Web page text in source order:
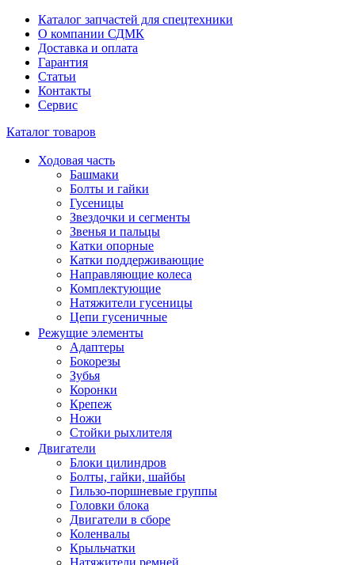
Каталог запчастей для спецтехники
О компании СДМК
Доставка и оплата
Гарантия
Статьи
Контакты
Сервис
Каталог товаров
Ходовая часть
Башмаки
Болты и гайки
Гусеницы
Звездочки и сегменты
Звенья и пальцы
Катки опорные
Катки поддерживающие
Направляющие колеса
Комплектующие
Натяжители гусеницы
Цепи гусеничные
Режущие элементы
Адаптеры
Бокорезы
Зубья
Коронки
Крепеж
Ножи
Стойки рыхлителя
Двигатели
Блоки цилиндров
Болты, гайки, шайбы
Гильзо-поршневые группы
Головки блока
Двигатели в сборе
Коленвалы
Крыльчатки
Натяжители ремней